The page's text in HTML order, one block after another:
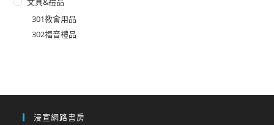
301教會用品
302福音禮品
浸宣網路書房